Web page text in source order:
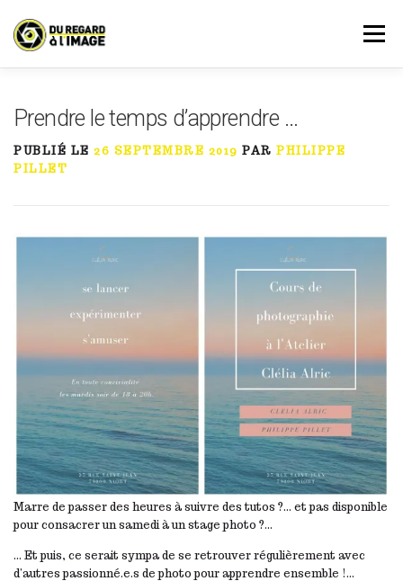
contenu
Menu
À PROPOS
CONTACT
Prendre le temps d’apprendre …
PUBLIÉ LE 26 SEPTEMBRE 2019 PAR PHILIPPE
PILLET
Marre de passer des heures à suivre des tutos ?… et pas disponible
pour consacrer un samedi à un stage photo ?…
… Et puis, ce serait sympa de se retrouver régulièrement avec
d’autres passionné.e.s de photo pour apprendre ensemble !…